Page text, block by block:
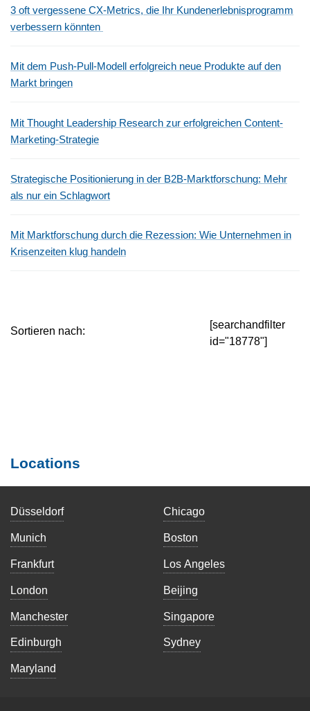
3 oft vergessene CX-Metrics, die Ihr Kundenerlebnisprogramm
verbessern könnten
Mit dem Push-Pull-Modell erfolgreich neue Produkte auf den
Markt bringen
Mit Thought Leadership Research zur erfolgreichen Content-
Marketing-Strategie
Strategische Positionierung in der B2B-Marktforschung: Mehr
als nur ein Schlagwort
Mit Marktforschung durch die Rezession: Wie Unternehmen in
Krisenzeiten klug handeln
Sortieren nach:
[searchandfilter
id="18778"]
Locations
Düsseldorf
Munich
Frankfurt
London
Manchester
Edinburgh
Maryland
Chicago
Boston
Los Angeles
Beijing
Singapore
Sydney